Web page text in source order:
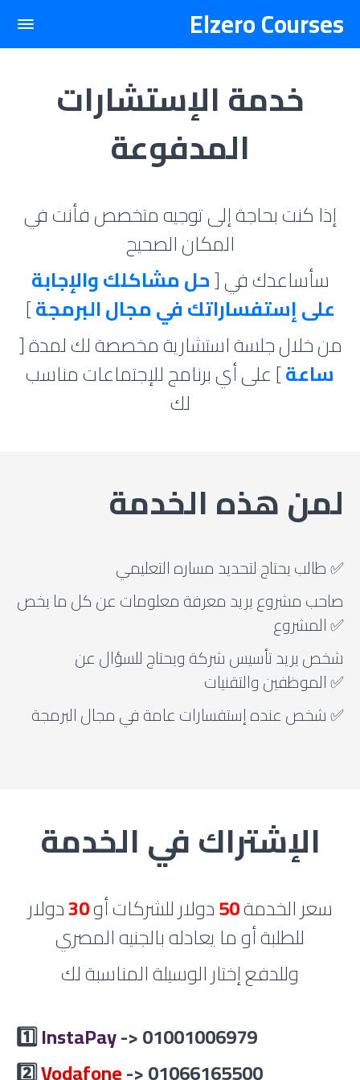
Elzero Courses
خدمة الإستشارات
المدفوعة
إذا كنت بحاجة إلى توجيه متخصص فأنت في
المكان الصحيح
سأساعدك في [حل مشاكلك والإجابة
على إستفساراتك في مجال البرمجة]
من خلال جلسة استشارية مخصصة لك لمدة [
ساعة] على أي برنامج للإجتماعات مناسب
لك
لمن هذه الخدمة
طالب يحتاج لتحديد مساره التعليمي ✅
صاحب مشروع يريد معرفة معلومات عن كل ما يخص
المشروع ✅
شخص يريد تأسيس شركة ويحتاج للسؤال عن
الموظفين والتقنيات ✅
شخص عنده إستفسارات عامة في مجال البرمجة ✅
الإشتراك في الخدمة
سعر الخدمة50دولار للشركات أو30دولار
للطلبة أو ما يعادله بالجنيه المصري
وللدفع إختار الوسيلة المناسبة لك
1️⃣InstaPay-> 01001006979